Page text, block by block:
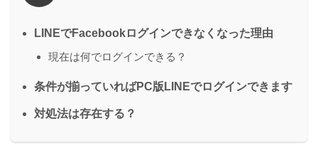
LINEでFacebookログインできなくなった理由
現在は何でログインできる？
条件が揃っていればPC版LINEでログインできます
対処法は存在する？